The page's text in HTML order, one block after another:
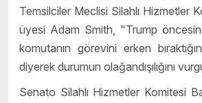
Temsilciler Meclisi Silahlı Hizmetler
üyesi Adam Smith, "Trump
komutanın görevini erken
diyerek durumun olağandışılığını
Senato Silahlı Hizmetler Komitesi